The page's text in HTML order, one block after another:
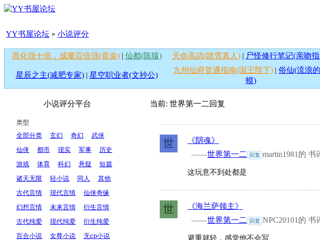
YY书屋论坛 » 小说评分
黑化强十倍，成魔百倍强(章渝)| 仙都(陈猿) 天命高武(踏雪真人)| 尸怪修行笔记(亲吻
星辰之主(减肥专家)| 星空职业者(文抄公)
九州仙府首通指南(国王陛下) | 俗仙(流浪
蟆)
小说评分平台
类型
全部分类
玄幻 奇幻
武侠
仙侠
都市 现实 军事
历史
游戏
体育 科幻 悬疑
短篇
诸天无限
轻小说 同人
其他
古代言情
现代言情
仙侠奇缘
幻想言情
未来言情
衍生言情
古代纯爱
现代纯爱
衍生纯爱
百合小说
女尊小说
无cp小说
当前: 世界第一二 回复
世
《阴魂》
——世界第一二 回复 martin1981的 书
这玩意不到处都是
世
《海兰萨领主》
——世界第一二 回复 NPC20101的 书
避重就轻，感觉他不会写